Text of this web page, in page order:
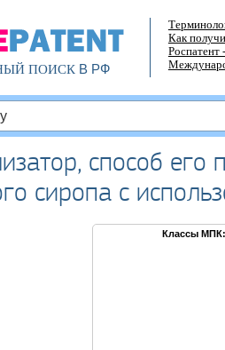
ПОИСКВ РФ
Как
Роспатент
способ его
сиропа с
Классы МПК: